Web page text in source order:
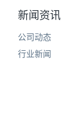
新闻资讯
公司动态
行业新闻